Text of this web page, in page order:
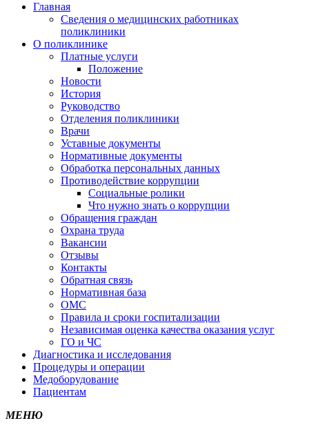
Главная
Сведения о медицинских работниках
поликлиники
О поликлинике
Платные услуги
Положение
Новости
История
Руководство
Отделения поликлиники
Врачи
Уставные документы
Нормативные документы
Обработка персональных данных
Противодействие коррупции
Социальные ролики
Что нужно знать о коррупции
Обращения граждан
Охрана труда
Вакансии
Отзывы
Контакты
Обратная связь
Нормативная база
ОМС
Правила и сроки госпитализации
Независимая оценка качества оказания услуг
ГО и ЧС
Диагностика и исследования
Процедуры и операции
Медоборудование
Пациентам
МЕНЮ